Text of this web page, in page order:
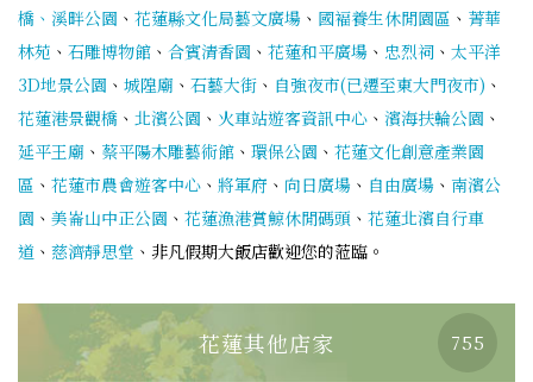
橋、溪畔公園 、 花蓮縣文化局藝文廣場 、 國褔養生休閒園區 、 菁華
林苑 、 石雕博物館 、 合賓清香園 、 花蓮和平廣場 、 忠烈祠 、 太平洋
3D地景公園 、 城隍廟 、 石藝大街 、 自強夜市(已遷至東大門夜市) 、
花蓮港景觀橋 、 北濱公園 、 火車站遊客資訊中心 、 濱海扶輪公園 、
延平王廟 、 蔡平陽木雕藝術館 、 環保公園 、 花蓮文化創意產業園
區 、 花蓮市農會遊客中心 、 將軍府 、 向日廣場 、 自由廣場 、 南濱公
園 、 美崙山中正公園 、 花蓮漁港賞鯨休閒碼頭 、 花蓮北濱自行車
道 、 慈濟靜思堂 、非凡假期大飯店歡迎您的蒞臨。
花蓮其他店家 755